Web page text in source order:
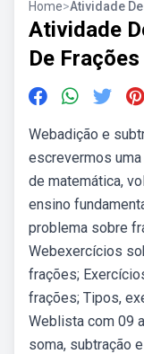
Home>Atividade
Atividade
De Frações
Webadição e
escrevermos uma
de matemática,
ensino
problema sobre
Webexercícios
frações;
frações; Tipos,
Weblista com 09
soma, subtração